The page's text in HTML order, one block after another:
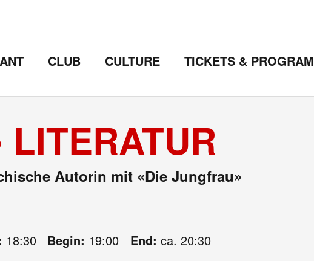
CLUB CULTURE TICKETS & PROGRAM
Autorin mit «Die Jungfrau»
18:30 Begin: 19:00 End: ca. 20:30